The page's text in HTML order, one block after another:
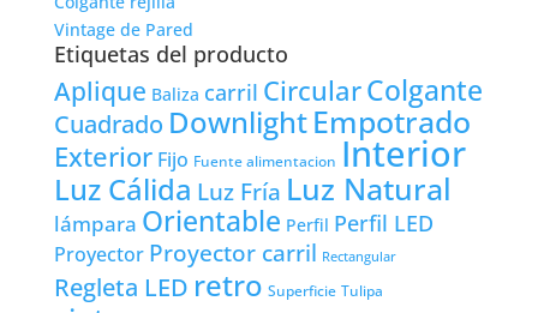
Vintage de Pared
Etiquetas del producto
Aplique Baliza carril CircularColgante
Cuadrado DownlightEmpotrado
Exterior Fijo Fuente alimentacion Interior
Luz Cálida Luz Fría Luz Natural
lámpara Orientable Perfil Perfil LED
Proyector Proyector carril Rectangular
Regleta LED retro Superficie Tulipa